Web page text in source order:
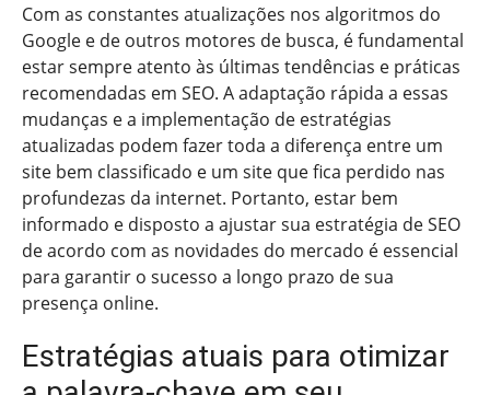
Com as constantes atualizações nos algoritmos do
Google e de outros motores de busca, é fundamental
estar sempre atento às últimas tendências e práticas
recomendadas em SEO. A adaptação rápida a essas
mudanças e a implementação de estratégias
atualizadas podem fazer toda a diferença entre um
site bem classificado e um site que fica perdido nas
profundezas da internet. Portanto, estar bem
informado e disposto a ajustar sua estratégia de SEO
de acordo com as novidades do mercado é essencial
para garantir o sucesso a longo prazo de sua
presença online.
Estratégias atuais para otimizar